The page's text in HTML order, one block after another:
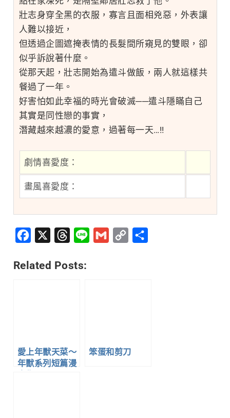
壯志身穿全黑的衣服，寡言且面相兇惡，外表讓
人難以接近，
但透過企圖遮掩表情的長髮間所窺見的雙眼，卻
似乎訴說著什麼。
從那天起，壯志開始為遣斗做飯，兩人就這樣共
餐過了一年。
好害怕如此幸福的時光會破滅──遣斗隱瞞自己
其實是同性戀的事實，
潛藏越來越濃的愛意，過著每一天…!!
劇情喜愛度：
畫風喜愛度：
Facebook Threads
Line Gmail
Copy
Related Posts:
愛上年獸天菜～
年獸系列短篇漫
笨蛋和剪刀